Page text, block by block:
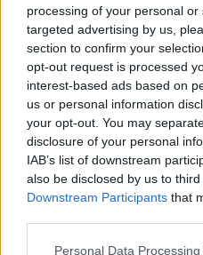
processing of your personal
targeted advertising by us,
section to confirm your
opt-out request is processed
interest-based ads based on
us or personal information
your opt-out. You may
disclosure of your personal
IAB’s list of downstream
also be disclosed by us to
Downstream Participants that
Personal Data
Informieren Sie sich immer
des Rabatts: Manche
Prozenten, knüpfen aber
Bedingungen daran.
Fazit
Mit Gutscheincodes lässt
Internet auf Dauer eine
der Nutzung von Portalen,